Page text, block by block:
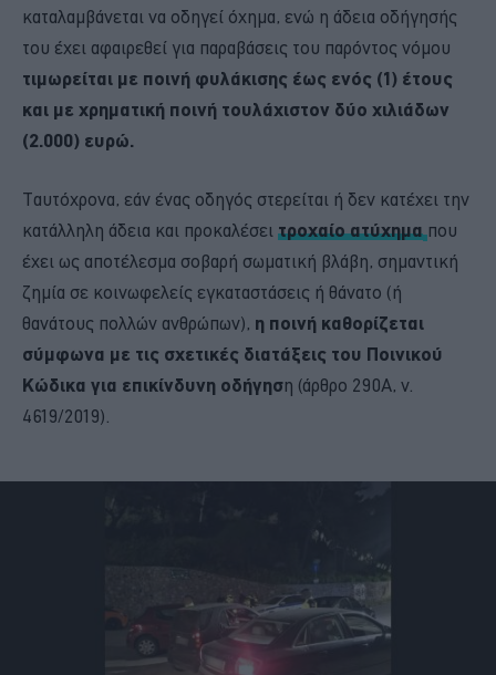
καταλαμβάνεται να οδηγεί όχημα, ενώ η άδεια οδήγησής
του έχει αφαιρεθεί για παραβάσεις του παρόντος νόμου
τιμωρείται με ποινή φυλάκισης έως ενός (1) έτους
και με χρηματική ποινή τουλάχιστον δύο χιλιάδων
(2.000) ευρώ.
Ταυτόχρονα, εάν ένας οδηγός στερείται ή δεν κατέχει την
κατάλληλη άδεια και προκαλέσει τροχαίο ατύχημα που
έχει ως αποτέλεσμα σοβαρή σωματική βλάβη, σημαντική
ζημία σε κοινωφελείς εγκαταστάσεις ή θάνατο (ή
θανάτους πολλών ανθρώπων), η ποινή καθορίζεται
σύμφωνα με τις σχετικές διατάξεις του Ποινικού
Κώδικα για επικίνδυνη οδήγηση (άρθρο 290Α, ν.
4619/2019).